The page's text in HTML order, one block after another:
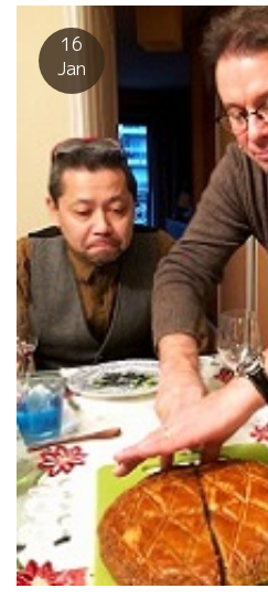
り、愚痴のようなことを並び立て
も、批判と愚痴からは、何も始ま
生きている限り、自分のできうる
が人としての生き方だと思ってい
元気でいられる訳がない。 苦しい
も多くあることも事実。 今年は自
年だった。 このコロナがなかった
なかったのではないか、と思って
の根本的に大切な土台が自分の内
コロナ君がいなければ絶対に出来
コロナに大感謝している。 何が起
ることが観えた。まだまだ未熟なこ
る限りを尽くして、自分自身を磨
い。 ２０２１年は、この大切なこ
にできたらいいな、と思う。
16
Jan